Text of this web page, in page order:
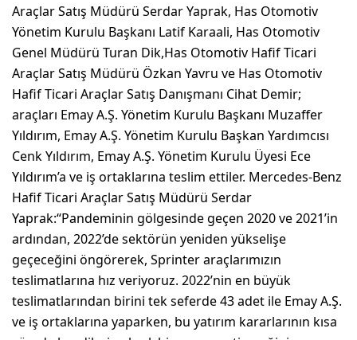
Araçlar Satış Müdürü Serdar Yaprak, Has Otomotiv
Yönetim Kurulu Başkanı Latif Karaali, Has Otomotiv
Genel Müdürü Turan Dik,Has Otomotiv Hafif Ticari
Araçlar Satış Müdürü Özkan Yavru ve Has Otomotiv
Hafif Ticari Araçlar Satış Danışmanı Cihat Demir;
araçları Emay A.Ş. Yönetim Kurulu Başkanı Muzaffer
Yıldırım, Emay A.Ş. Yönetim Kurulu Başkan Yardımcısı
Cenk Yıldırım, Emay A.Ş. Yönetim Kurulu Üyesi Ece
Yıldırım’a ve iş ortaklarına teslim ettiler. Mercedes-Benz
Hafif Ticari Araçlar Satış Müdürü Serdar
Yaprak:“Pandeminin gölgesinde geçen 2020 ve 2021’in
ardından, 2022’de sektörün yeniden yükselişe
geçeceğini öngörerek, Sprinter araçlarımızın
teslimatlarına hız veriyoruz. 2022’nin en büyük
teslimatlarından birini tek seferde 43 adet ile Emay A.Ş.
ve iş ortaklarına yaparken, bu yatırım kararlarının kısa